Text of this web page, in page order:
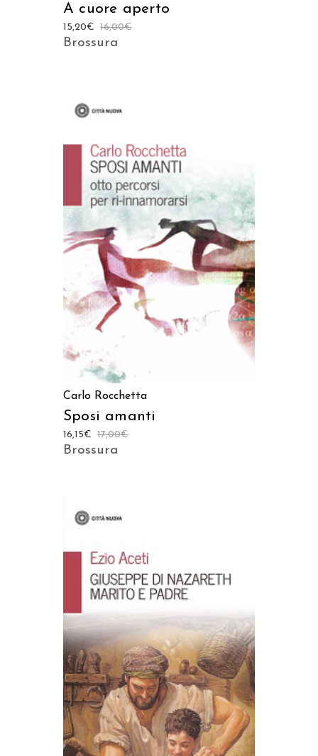
A cuore aperto
16,00€
15,20€
Brossura
AGGIUNGI AL CARRELLO
Carlo Rocchetta
Sposi amanti
17,00€
16,15€
Brossura
AGGIUNGI AL CARRELLO